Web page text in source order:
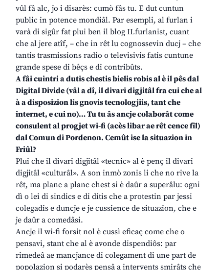
vûl fâ alc, jo i disarès: cumò fâs tu. E dut cuntun
public in potence mondiâl. Par esempli, al furlan i
varà di sigûr fat plui ben il blog ILfurlanist, cuant
che al jere atîf, – che in rêt lu cognossevin ducj – che
tantis trasmissions radio o televisivis fatis cuntune
grande spese di bêçs e di contribûts.
A fâi cuintri a dutis chestis bielis robis al è il pês dal
Digital Divide (vâl a dî, il divari digjitâl fra cui che al
à a disposizion lis gnovis tecnologjiis, tant che
internet, e cui no)… Tu tu âs ancje colaborât come
consulent al progjet wi-fi (acès libar ae rêt cence fîl)
dal Comun di Pordenon. Cemût ise la situazion in
Friûl?
Plui che il divari digjitâl «tecnic» al è penç il divari
digjitâl «culturâl». A son inmò zonis li che no rive la
rêt, ma planc a planc chest si è daûr a superâlu: ogni
dì o lei di sindics e di ditis che a protestin par jessi
colegadis e duncje e je cussience de situazion, che e
je daûr a comedâsi.
Ancje il wi-fi forsit nol è cussì eficaç come che o
pensavi, stant che al è avonde dispendiôs: par
rimedeâ ae mancjance di colegament di une part de
popolazion si podarès pensâ a intervents smirâts che